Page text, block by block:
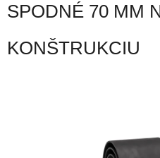
SPODNÉ 70 MM
KONŠTRUKCIU